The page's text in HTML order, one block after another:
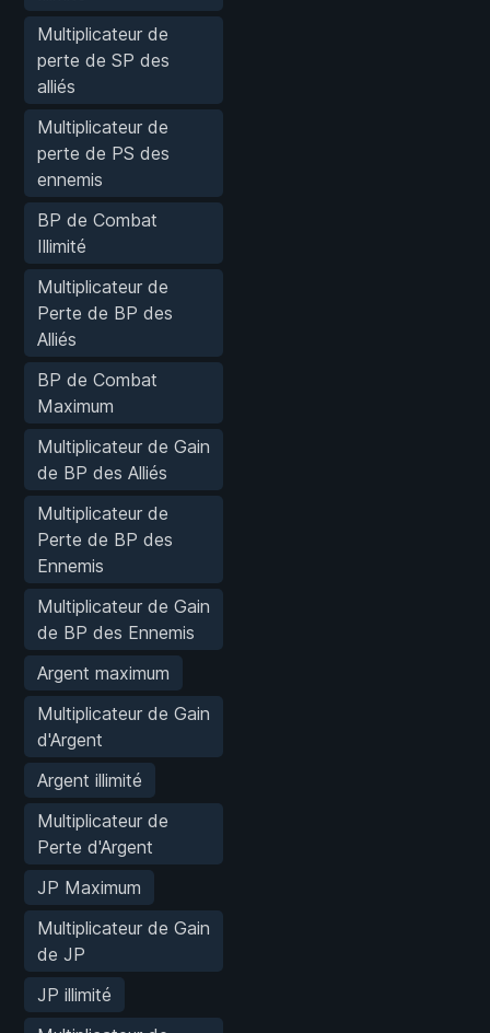
Multiplicateur de
perte de SP des
alliés
Multiplicateur de
perte de PS des
ennemis
BP de Combat
Illimité
Multiplicateur de
Perte de BP des
Alliés
BP de Combat
Maximum
Multiplicateur de Gain
de BP des Alliés
Multiplicateur de
Perte de BP des
Ennemis
Multiplicateur de Gain
de BP des Ennemis
Argent maximum
Multiplicateur de Gain
d'Argent
Argent illimité
Multiplicateur de
Perte d'Argent
JP Maximum
Multiplicateur de Gain
de JP
JP illimité